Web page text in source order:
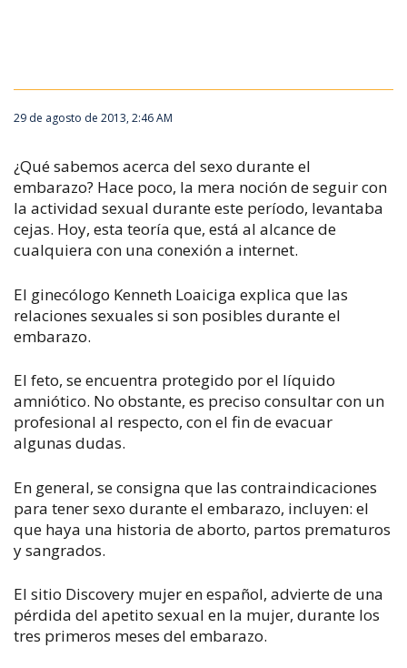
29 de agosto de 2013, 2:46 AM
¿Qué sabemos acerca del sexo durante el
embarazo? Hace poco, la mera noción de seguir con
la actividad sexual durante este período, levantaba
cejas. Hoy, esta teoría que, está al alcance de
cualquiera con una conexión a internet.
El ginecólogo Kenneth Loaiciga explica que las
relaciones sexuales si son posibles durante el
embarazo.
El feto, se encuentra protegido por el líquido
amniótico. No obstante, es preciso consultar con un
profesional al respecto, con el fin de evacuar
algunas dudas.
En general, se consigna que las contraindicaciones
para tener sexo durante el embarazo, incluyen: el
que haya una historia de aborto, partos prematuros
y sangrados.
El sitio Discovery mujer en español, advierte de una
pérdida del apetito sexual en la mujer, durante los
tres primeros meses del embarazo.